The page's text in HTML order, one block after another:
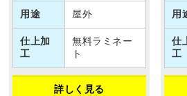
用途 屋外
仕上加
工
無料ラミネー
ト
詳しく見る
用
仕
工